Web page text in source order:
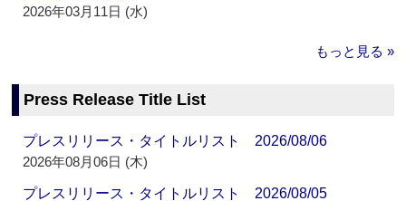
2026年03月11日 (水)
もっと見る »
Press Release Title List
プレスリリース・タイトルリスト 2026/08/06
2026年08月06日 (木)
プレスリリース・タイトルリスト 2026/08/05